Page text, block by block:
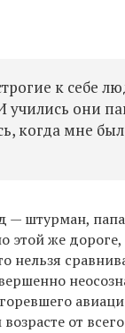
к себе
они
когда мне
— штурман,
этой же
нельзя
от